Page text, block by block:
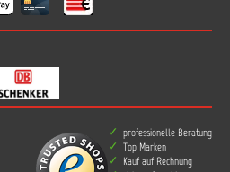
professionelle Beratung
Top Marken
Kauf auf Rechnung